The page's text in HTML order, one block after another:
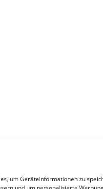
um Geräteinformationen zu